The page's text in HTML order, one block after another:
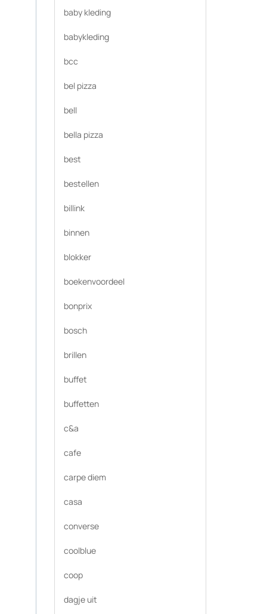
baby kleding
babykleding
bcc
bel pizza
bell
bella pizza
best
bestellen
billink
binnen
blokker
boekenvoordeel
bonprix
bosch
brillen
buffet
buffetten
c&a
cafe
carpe diem
casa
converse
coolblue
coop
dagje uit